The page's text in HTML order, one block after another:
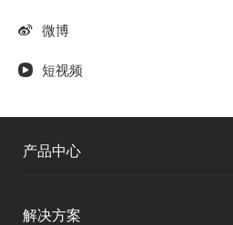
微博
短视频
产品中心
解决方案